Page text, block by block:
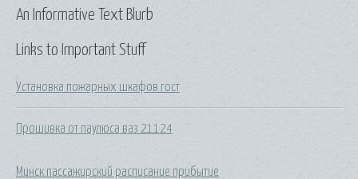
Links to Important Stuff
Установка пожарных шкафов гост
Прошивка от паулюса ваз 21124
Минск пассажирский расписание прибытие
An Informative Text Blurb